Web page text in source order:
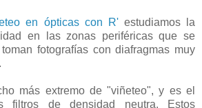
en ópticas con R'estudiamos la
en las zonas periféricas que se
fotografías con diafragmas muy
más extremo de "viñeteo", y es el
filtros de densidad neutra. Estos